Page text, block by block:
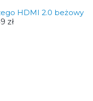
HDMI 2.0 beżowy
zł